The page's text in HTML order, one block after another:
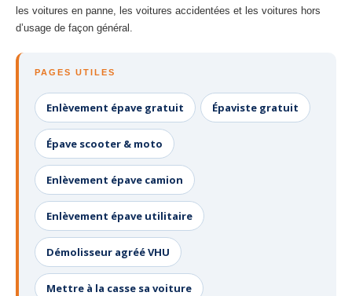
les voitures en panne, les voitures accidentées et les voitures hors
d’usage de façon général.
PAGES UTILES
Enlèvement épave gratuit Épaviste gratuit
Épave scooter & moto
Enlèvement épave camion
Enlèvement épave utilitaire
Démolisseur agréé VHU
Mettre à la casse sa voiture